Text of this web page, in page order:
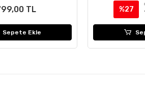
TL
Sepete Ekle
%27